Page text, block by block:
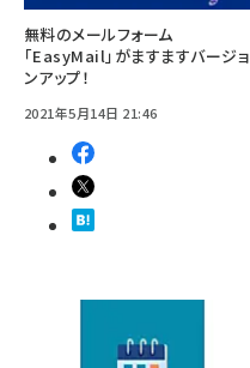
無料のメールフォーム
「EasyMail」がますますバージョ
ンアップ！
2021年5月14日 21:46